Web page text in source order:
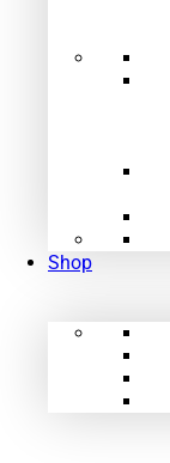
Shop